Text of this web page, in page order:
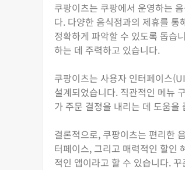
쿠팡이츠는 쿠팡에서 운영하는
다. 다양한 음식점과의 제휴를
정확하게 파악할 수 있도록 돕습
하는 데 주력하고 있습니다.
쿠팡이츠는 사용자 인터페이스
설계되었습니다. 직관적인 메뉴
가 주문 결정을 내리는 데 도움
결론적으로, 쿠팡이츠는 편리한
터페이스, 그리고 매력적인 할인
적인 앱이라고 할 수 있습니다.